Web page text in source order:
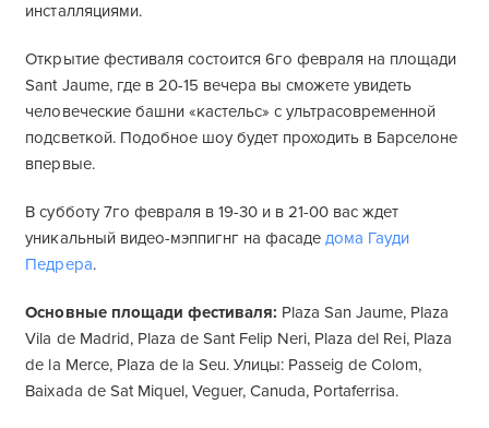
инсталляциями.
Открытие фестиваля состоится 6го февраля на площади
Sant Jaume, где в 20-15 вечера вы сможете увидеть
человеческие башни «кастельс» с ультрасовременной
подсветкой. Подобное шоу будет проходить в Барселоне
впервые.
В субботу 7го февраля в 19-30 и в 21-00 вас ждет
уникальный видео-мэппигнг на фасадедома Гауди
Педрера.
Основные площади фестиваля: Plaza San Jaume, Plaza
Vila de Madrid, Plaza de Sant Felip Neri, Plaza del Rei, Plaza
de la Merce, Plaza de la Seu. Улицы: Passeig de Colom,
Baixada de Sat Miquel, Veguer, Canuda, Portaferrisa.